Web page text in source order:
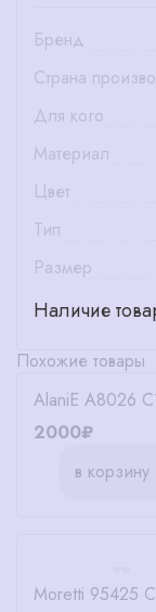
Бренд
Страна
Для кого
Материал
Цвет
Тип
Размер
Наличие
Похожие товары
AlaniE A8026
2000₽
в корзину
Moretti 95425